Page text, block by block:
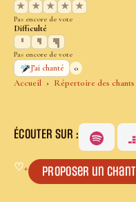
Accueil Répertoire des chants
★
★ ★ ★ ★
Pas encore de vote
Difficulté
Pas encore de vote
J’ai chanté
0
ÉCOUTER SUR :
♡+ Proposer un chant